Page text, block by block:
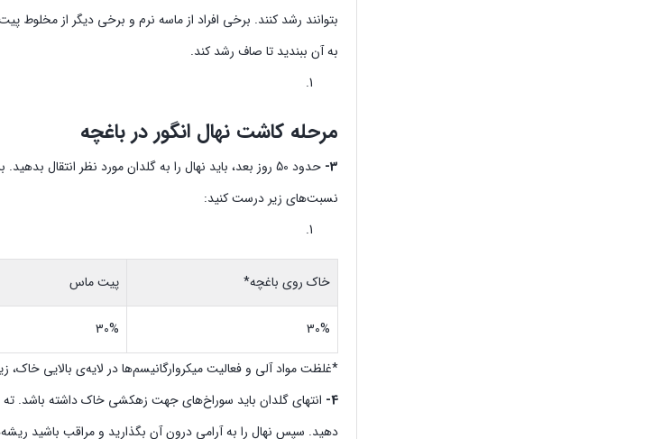
بتوانند رشد کنند. برخی افراد از ماسه نرم و برخی دیگر از مخلوط
به آن ببندید تا صاف رشد کند.
مرحله کاشت نهال انگور در باغچه
3-
حدود 50 روز بعد، باید نهال را به گلدان مورد نظر
نسبت‌های زیر درست کنید:
خاک روی باغچه* پیت ماس
30%
30%
*غلظت مواد آلی و فعالیت میکروارگانیسم‌ها در لایه‌ی بالایی خاک،
4- انتهای گلدان باید سوراخ‌های جهت زهکشی خاک داشته باشد. ته
دهید. سپس نهال را به آرامی درون آن بگذارید و مراقب باشید